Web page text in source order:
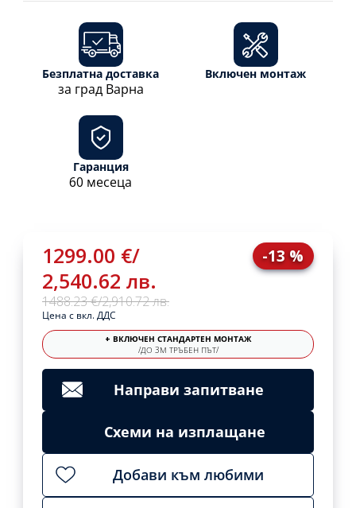
1299.00 €/
2,540.62 лв.
1488.23 €/2,910.72 лв.
-13 %
Цена с вкл. ДДС
+ ВКЛЮЧЕН СТАНДАРТЕН МОНТАЖ
/ДО 3М ТРЪБЕН ПЪТ/
Направи запитване
Схеми на изплащане
Добави към любими
Безплатна доставка
за град Варна
Включен монтаж
Гаранция
60 месеца